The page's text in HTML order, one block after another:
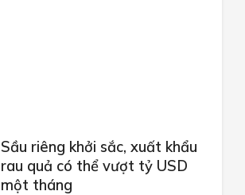
Sầu riêng khởi sắc, xuất khẩu
rau quả có thể vượt tỷ USD
một tháng